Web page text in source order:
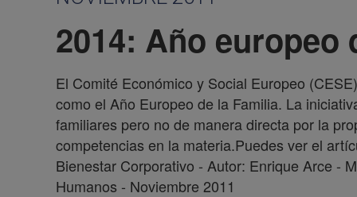
2014: Año europeo
El Comité Económico y Social Europeo
como el Año Europeo de la Familia. La
familiares pero no de manera directa por la
competencias en la materia.Puedes ver el
Bienestar Corporativo - Autor: Enrique Arce -
Humanos - Noviembre 2011